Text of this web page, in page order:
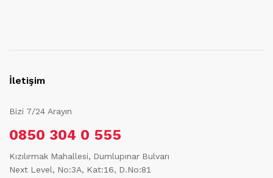
İletişim
Bizi 7/24 Arayın
0850 304 0 555
Kızılırmak Mahallesi, Dumlupınar Bulvarı
Next Level, No:3A, Kat:16, D.No:81